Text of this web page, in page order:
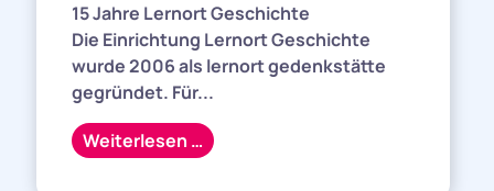
15 Jahre Lernort Geschichte
Die Einrichtung Lernort Geschichte
wurde 2006 als lernort gedenkstätte
gegründet. Für...
Weiterlesen …